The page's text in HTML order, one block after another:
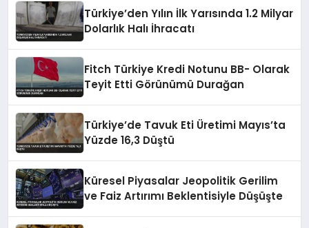
Türkiye’den Yılın İlk Yarısında 1.2 Milyar
Dolarlık Halı İhracatı
Fitch Türkiye Kredi Notunu BB- Olarak
Teyit Etti Görünümü Durağan
Türkiye’de Tavuk Eti Üretimi Mayıs’ta
Yüzde 16,3 Düştü
Küresel Piyasalar Jeopolitik Gerilim
ve Faiz Artırımı Beklentisiyle Düşüşte